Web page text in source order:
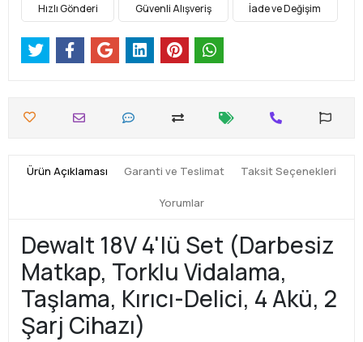
Hızlı Gönderi Güvenli Alışveriş İade ve Değişim
Ürün Açıklaması Garanti ve Teslimat Taksit Seçenekleri
Yorumlar
Dewalt 18V 4'lü Set (Darbesiz
Matkap, Torklu Vidalama,
Taşlama, Kırıcı-Delici, 4 Akü, 2
Şarj Cihazı)